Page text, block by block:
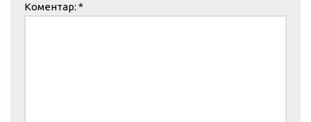
Коментар: *